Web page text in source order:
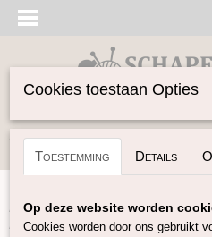
Inloggen Registreren
Home>Vilten>Zijde
Hankies Lime
Cookies toestaan Opties
Toestemming Details
Op deze website worden
Cookies worden door ons gebruikt